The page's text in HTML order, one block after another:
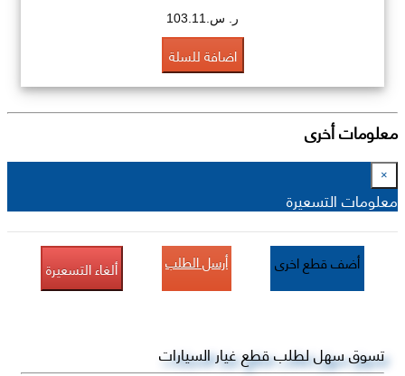
ر. س.103.11
اضافة للسلة
معلومات أخرى
×
معلومات التسعيرة
أضف قطع اخرى أرسل الطلب ألغاء التسعيرة
تسوق سهل لطلب قطع غيار السيارات